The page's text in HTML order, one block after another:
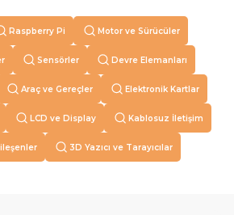
Raspberry Pi Motor ve Sürücüler
Sensörler Devre Elemanları
Araç ve Gereçler Elektronik Kartlar
LCD ve Display Kablosuz İletişim
3D Yazıcı ve Tarayıcılar